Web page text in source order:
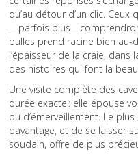
qu’au détour d’un clic.
—parfois
bulles prend racine bien au-
l’épaisseur de la craie, dans
des histoires qui font la
Une visite complète des
durée exacte : elle épouse
ou d’émerveillement. Le
davantage, et de se laisser
soudain, offre de plus